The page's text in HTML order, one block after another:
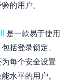
的用户。
是一款易于使用
括登录锁定、
每个安全设置
水平的用户。